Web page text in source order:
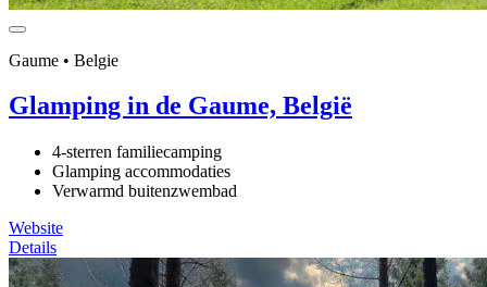
Gaume • Belgie
Glamping in de Gaume, België
4-sterren familiecamping
Glamping accommodaties
Verwarmd buitenzwembad
Website
Details